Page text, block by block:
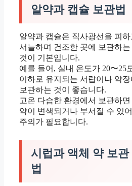
알약과 캡슐 보관법
알약과 캡슐은 직사광선을 피하
서늘하며 건조한 곳에 보관하는
것이 기본입니다.
예를 들어, 실내 온도가 20〜25
이하로 유지되는 서랍이나 약장
보관하는 것이 좋습니다.
고온 다습한 환경에서 보관하면
약이 변색되거나 부서질 수 있어
주의가 필요합니다.
시럽과 액체 약 보관
법